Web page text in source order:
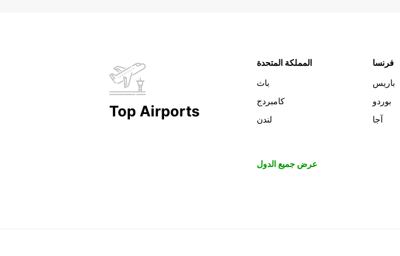
Top Airports
المملكة المتحدة
باث
كامبردج
لندن
فرنسا
باريس
بوردو
آجا
عرض جميع الدول